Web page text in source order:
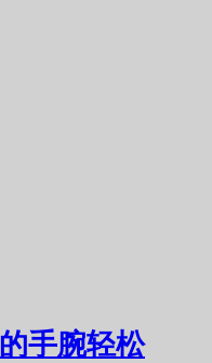
手腕轻松